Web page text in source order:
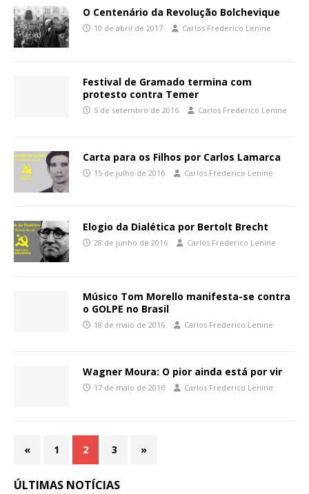
O Centenário da Revolução Bolchevique
10 de abril de 2017 Carlos Frederico Lenine
Festival de Gramado termina com
protesto contra Temer
5 de setembro de 2016 Carlos Frederico Lenine
Carta para os Filhos por Carlos Lamarca
15 de julho de 2016 Carlos Frederico Lenine
Elogio da Dialética por Bertolt Brecht
28 de junho de 2016 Carlos Frederico Lenine
Músico Tom Morello manifesta-se contra
o GOLPE no Brasil
18 de maio de 2016 Carlos Frederico Lenine
Wagner Moura: O pior ainda está por vir
17 de maio de 2016 Carlos Frederico Lenine
« 1 2 3 »
ÚLTIMAS NOTÍCIAS